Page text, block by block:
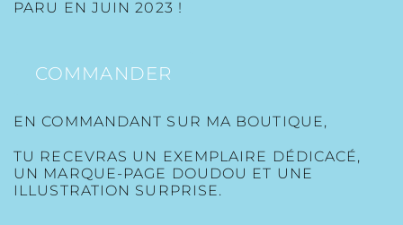
PARU EN JUIN 2023 !
COMMANDER
EN COMMANDANT SUR MA BOUTIQUE,
TU RECEVRAS UN EXEMPLAIRE DÉDICACÉ,
UN MARQUE-PAGE DOUDOU ET UNE
ILLUSTRATION SURPRISE.